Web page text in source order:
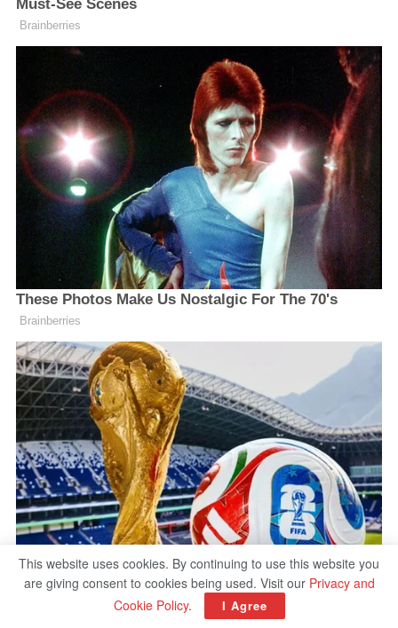
This website uses cookies. By continuing to use this website you
are giving consent to cookies being used. Visit our Privacy and
Cookie Policy. I Agree